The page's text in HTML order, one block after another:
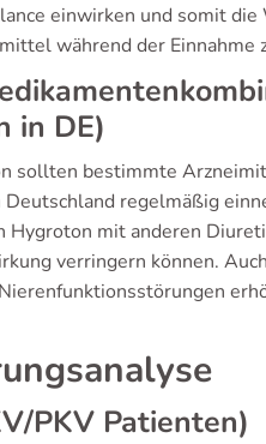
einwirken und somit
während der
in DE)
sollten bestimmte
regelmäßig
Hygroton mit anderen
verringern können.
PKV Patienten)